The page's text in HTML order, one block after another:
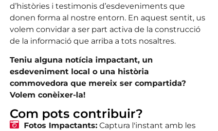
d’històries i testimonis d’esdeveniments que
donen forma al nostre entorn. En aquest sentit, us
volem convidar a ser part activa de la construcció
de la informació que arriba a tots nosaltres.
Teniu alguna notícia impactant, un
esdeveniment local o una història
commovedora que mereix ser compartida?
Volem conèixer-la!
Com pots contribuir?
Fotos Impactants:Captura l'instant amb les